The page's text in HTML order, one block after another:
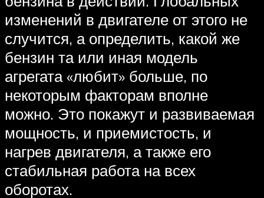
изменений в двигателе от этого не
случится, а определить, какой же
бензин та или иная модель
агрегата «любит» больше, по
некоторым факторам вполне
можно. Это покажут и развиваемая
мощность, и приемистость, и
нагрев двигателя, а также его
стабильная работа на всех
оборотах.